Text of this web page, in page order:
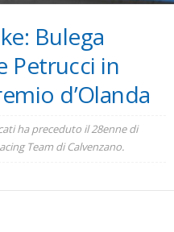
Bulega
Petrucci in
d’Olanda
ha preceduto il 28enne di
Team di Calvenzano.